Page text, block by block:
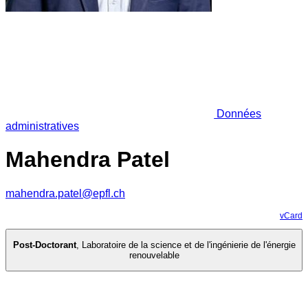
Données
administratives
Mahendra Patel
mahendra.patel@epfl.ch
vCard
Post-Doctorant, Laboratoire de la science et de l'ingénierie de l'énergie
renouvelable